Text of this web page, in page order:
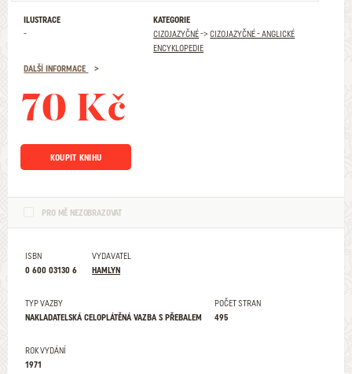
ILUSTRACE
-
KATEGORIE
CIZOJAZYČNÉ->CIZOJAZYČNÉ - ANGLICKÉ
ENCYKLOPEDIE
DALŠÍ INFORMACE
70 Kč
KOUPIT KNIHU
PRO MĚ NEZOBRAZOVAT
ISBN
0 600 03130 6
VYDAVATEL
HAMLYN
TYP VAZBY
NAKLADATELSKÁ CELOPLÁTĚNÁ VAZBA S PŘEBALEM
POČET STRAN
495
ROK VYDÁNÍ
1971